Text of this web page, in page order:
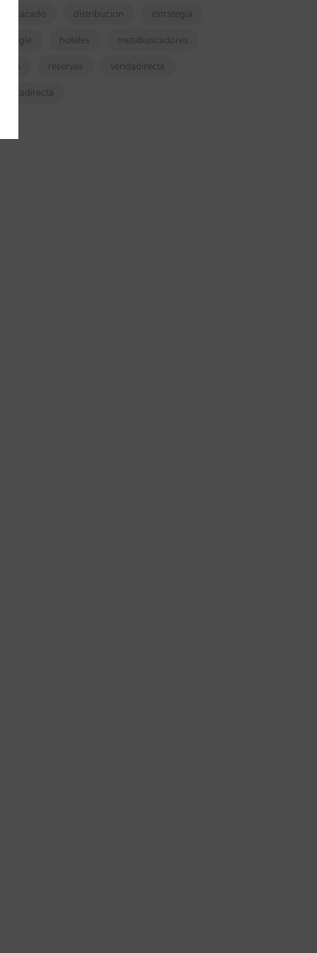
destacado distribucion estrategia
google hoteles metabuscadores
OTA reservas vendadirecta
ventadirecta